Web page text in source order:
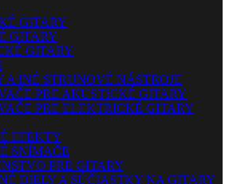
GITARY
GITARY
GITARY
A INÉ STRUNOVÉ NÁSTROJE
PRE AKUSTICKÉ GITARY
PRE ELEKTRICKÉ GITARY
EFEKTY
SNÍMAČE
PRE GITARY
DIELY A SÚČIASTKY NA GITARY